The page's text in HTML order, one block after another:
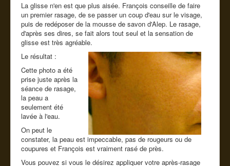
La glisse n'en est que plus aisée. François conseille de faire
un premier rasage, de se passer un coup d'eau sur le visage,
puis de redéposer de la mousse de savon d'Alep. Le rasage,
d'après ses dires, se fait alors tout seul et la sensation de
glisse est très agréable.
Le résultat :
Cette photo a été
prise juste après la
séance de rasage,
la peau a
seulement été
lavée à l'eau.
On peut le
constater, la peau est impeccable, pas de rougeurs ou de
coupures et François est vraiment rasé de près.
Vous pouvez si vous le désirez appliquer votre après-rasage